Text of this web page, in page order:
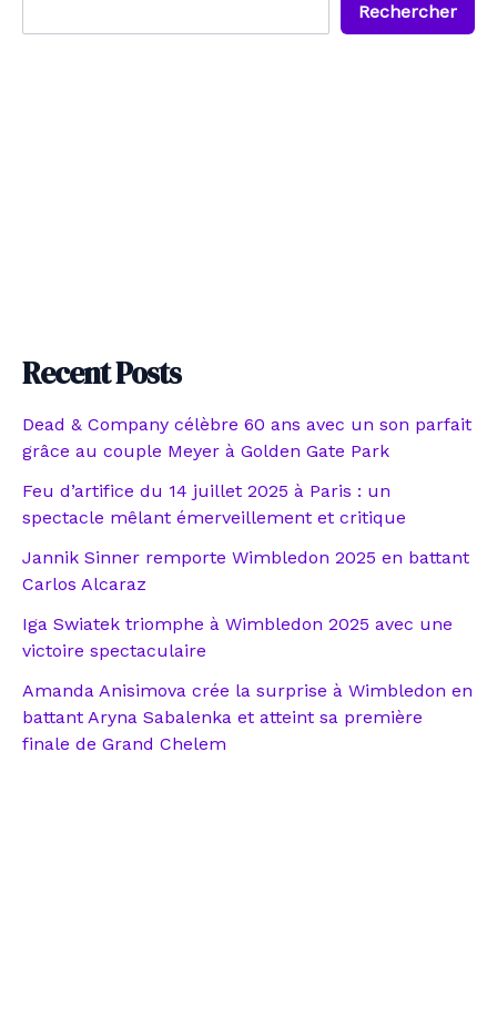
Rechercher
Recent Posts
Dead & Company célèbre 60 ans avec un son parfait
grâce au couple Meyer à Golden Gate Park
Feu d’artifice du 14 juillet 2025 à Paris : un
spectacle mêlant émerveillement et critique
Jannik Sinner remporte Wimbledon 2025 en battant
Carlos Alcaraz
Iga Swiatek triomphe à Wimbledon 2025 avec une
victoire spectaculaire
Amanda Anisimova crée la surprise à Wimbledon en
battant Aryna Sabalenka et atteint sa première
finale de Grand Chelem